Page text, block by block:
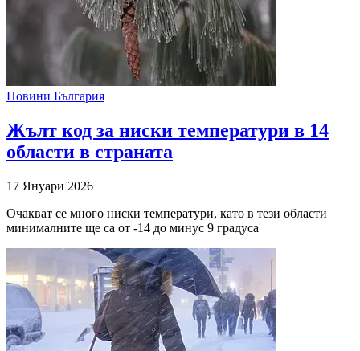
Новини България
Жълт код за ниски температури в 14
области в страната
17 Януари 2026
Очакват се много ниски температури, като в тези области
минималните ще са от -14 до минус 9 градуса